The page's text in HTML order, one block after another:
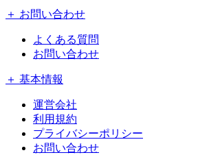
＋ お問い合わせ
よくある質問
お問い合わせ
＋ 基本情報
運営会社
利用規約
プライバシーポリシー
お問い合わせ